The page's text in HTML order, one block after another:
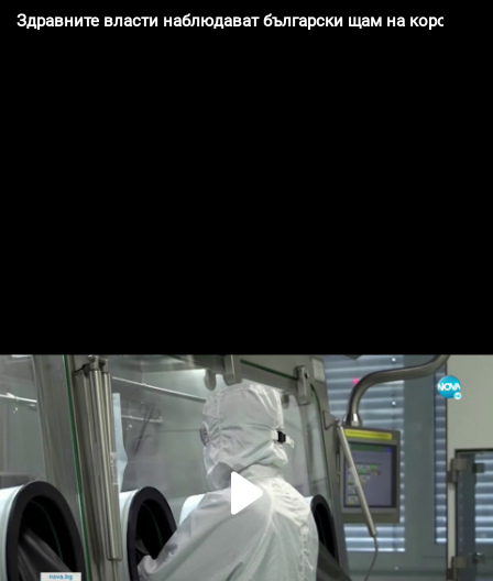
Здравните власти наблюдават български щам на